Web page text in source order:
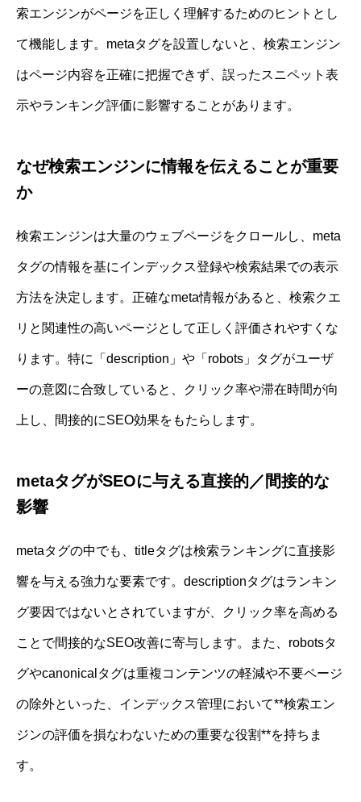
索エンジンがページを正しく理解するためのヒントとし
て機能します。metaタグを設置しないと、検索エンジン
はページ内容を正確に把握できず、誤ったスニペット表
示やランキング評価に影響することがあります。
なぜ検索エンジンに情報を伝えることが重要
か
検索エンジンは大量のウェブページをクロールし、meta
タグの情報を基にインデックス登録や検索結果での表示
方法を決定します。正確なmeta情報があると、検索クエ
リと関連性の高いページとして正しく評価されやすくな
ります。特に「description」や「robots」タグがユーザ
ーの意図に合致していると、クリック率や滞在時間が向
上し、間接的にSEO効果をもたらします。
metaタグがSEOに与える直接的／間接的な
影響
metaタグの中でも、titleタグは検索ランキングに直接影
響を与える強力な要素です。descriptionタグはランキン
グ要因ではないとされていますが、クリック率を高める
ことで間接的なSEO改善に寄与します。また、robotsタ
グやcanonicalタグは重複コンテンツの軽減や不要ページ
の除外といった、インデックス管理において**検索エン
ジンの評価を損なわないための重要な役割**を持ちま
す。